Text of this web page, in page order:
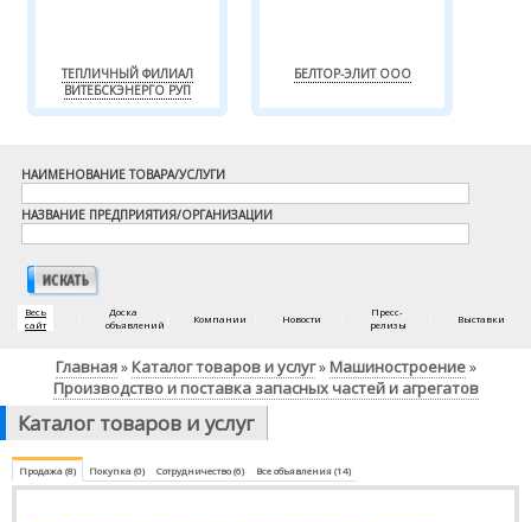
ТЕПЛИЧНЫЙ ФИЛИАЛ
ВИТЕБСКЭНЕРГО РУП
БЕЛТОР-ЭЛИТ ООО
НАИМЕНОВАНИЕ ТОВАРА/УСЛУГИ
НАЗВАНИЕ ПРЕДПРИЯТИЯ/ОРГАНИЗАЦИИ
Весь
сайт
Доска
объявлений
Компании Новости
Пресс-
релизы
Выставки
Главная» Каталог товаров и услуг» Машиностроение»
Производство и поставка запасных частей и агрегатов
Каталог товаров и услуг
Продажа (8) Покупка (0) Сотрудничество (6) Все объявления (14)